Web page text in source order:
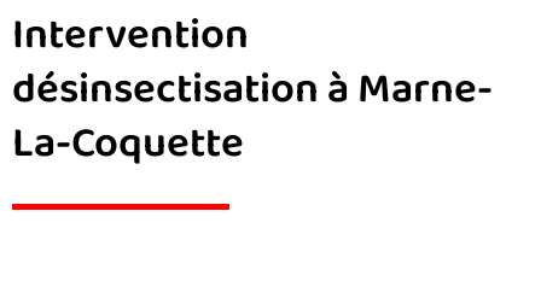
Intervention
désinsectisation à Marne-
La-Coquette